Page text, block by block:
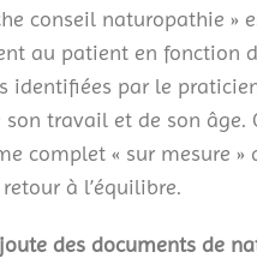
conseil naturopathie »
au patient en fonction
identifiées par le
son travail et de son âge.
complet « sur mesure »
à l’équilibre.
des documents de